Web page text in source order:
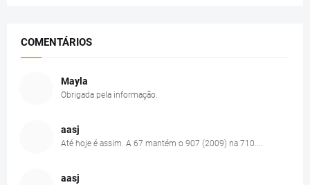
COMENTÁRIOS
Mayla
Obrigada pela informação.
aasj
Até hoje é assim. A 67 mantém o 907 (2009) na 710....
aasj